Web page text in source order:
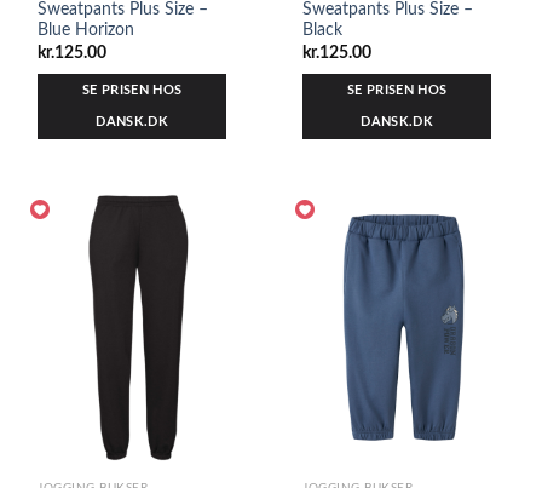
Sweatpants Plus Size –
Blue Horizon
kr.125.00
SE PRISEN HOS
DANSK.DK
Sweatpants Plus Size –
Black
kr.125.00
SE PRISEN HOS
DANSK.DK